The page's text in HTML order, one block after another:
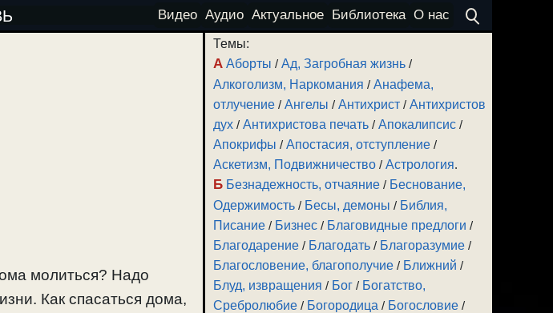
Видео Аудио Актуальное Библиотека О нас
молиться? Надо
Как спасаться дома,
Темы:
А Аборты /Ад, Загробная жизнь /
Алкоголизм, Наркомания /Анафема,
отлучение /Ангелы /Антихрист /Антихристов
дух /Антихристова печать /Апокалипсис /
Апокрифы /Апостасия, отступление /
Аскетизм, Подвижничество /Астрология.
Б Безнадежность, отчаяние / Беснование,
Одержимость / Бесы, демоны / Библия,
Писание / Бизнес / Благовидные предлоги /
Благодарение / Благодать / Благоразумие /
Благословение, благополучие / Ближний /
Блуд, извращения / Бог / Богатство,
Сребролюбие / Богородица / Богословие /